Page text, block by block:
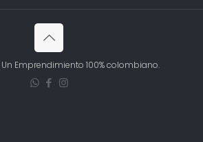
Un Emprendimiento 100% colombiano.